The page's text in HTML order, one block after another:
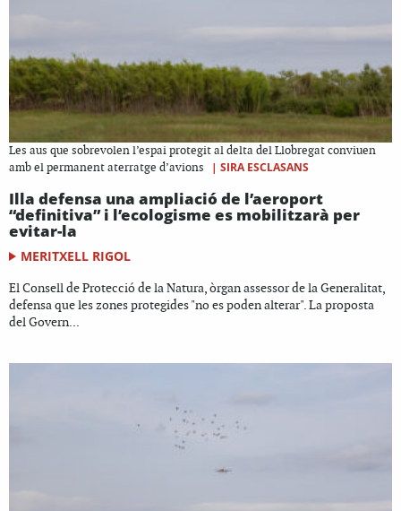
Les aus que sobrevolen l’espai protegit al delta del Llobregat conviuen
amb el permanent aterratge d’avions
| SIRA ESCLASANS
Illa defensa una ampliació de l’aeroport
“definitiva” i l’ecologisme es mobilitzarà per
evitar-la
MERITXELL RIGOL
El Consell de Protecció de la Natura, òrgan assessor de la Generalitat,
defensa que les zones protegides "no es poden alterar". La proposta
del Govern...